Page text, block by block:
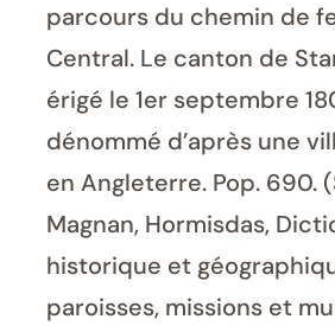
parcours du chemin de
Central. Le canton de
érigé le 1er septembre
dénommé d’après une
en Angleterre. Pop. 690.
Magnan, Hormisdas,
historique et
paroisses, missions et